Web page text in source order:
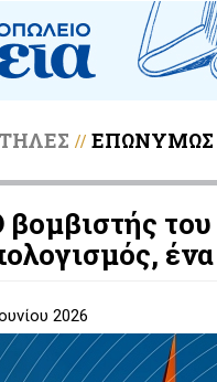
// ΕΠΩΝΥΜΩΣ
βομβιστής
2026